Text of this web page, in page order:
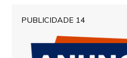
PUBLICIDADE 14